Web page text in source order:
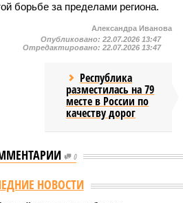
борьбе за пределами региона.
Александра Иванова
Опубликовано: 22.07.2026 13:47
Отредактировано: 22.07.2026 13:47
Республика
разместилась на 79
месте в России по
качеству дорог
0
НОВОСТИ